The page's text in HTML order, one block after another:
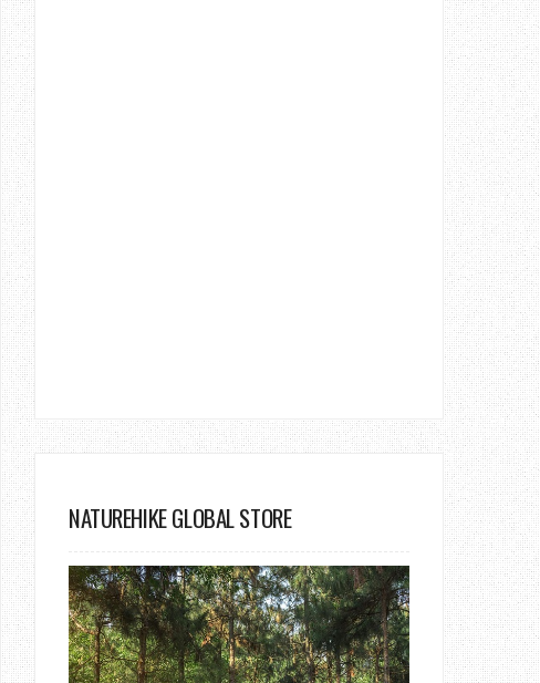
NATUREHIKE GLOBAL STORE